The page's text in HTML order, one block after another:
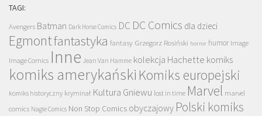
TAGI:
Avengers Batman Dark Horse Comics DC DC Comics dla dzieci
Egmontfantastyka fantasy Grzegorz Rosiński horror humor Image
Image Comics Inne Jean Van Hamme kolekcja Hachette komiks
komiks amerykański Komiks europejski
komiks historyczny kryminał Kultura Gniewu lost in time Marvel marvel
comics Nagle Comics Non Stop Comics obyczajowy Polski komiks